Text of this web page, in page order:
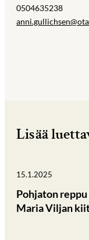
0504635238
Lisää
15.1.2025
Pohjaton reppu
Maria Viljan